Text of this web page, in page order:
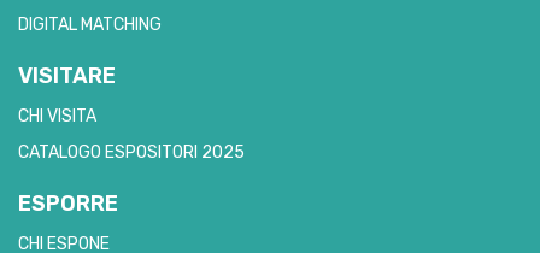
DIGITAL MATCHING
VISITARE
CHI VISITA
CATALOGO ESPOSITORI 2025
ESPORRE
CHI ESPONE